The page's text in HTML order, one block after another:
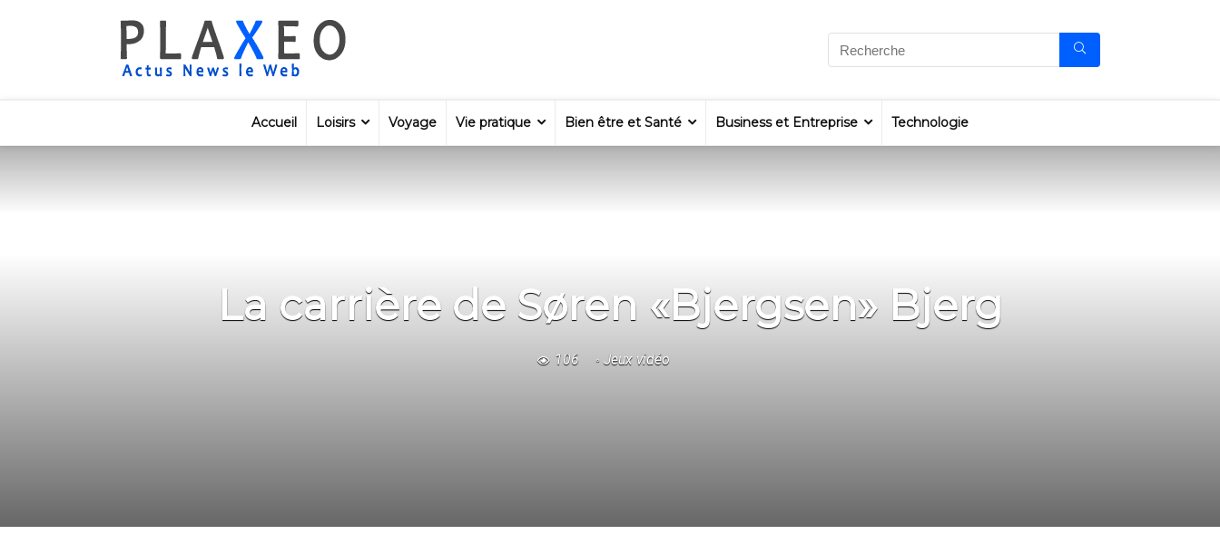
Accueil Loisirs Voyage Vie pratique Bien être et Santé Business et Entreprise Technologie
La carrière de Søren «Bjergsen» Bjerg
106 Jeux vidéo